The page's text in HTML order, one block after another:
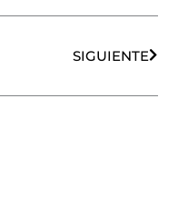
SIGUIENTE